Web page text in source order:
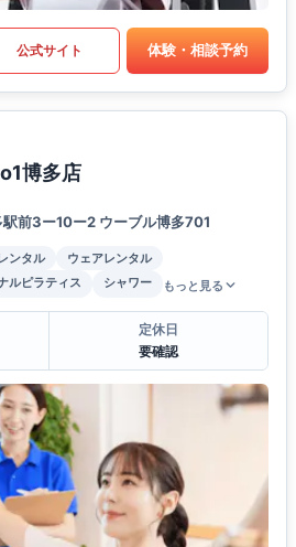
公式サイト 体験・相談予約
博多店
前3ー10ー2 ウーブル博多701
ンタル
ウェアレンタル
ルピラティス シャワー もっと見る
定休日
要確認